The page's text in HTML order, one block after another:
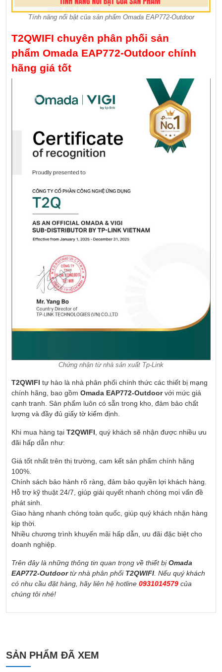
Tính năng nổi bật của sản phẩm Omada EAP772-Outdoor
T2QWIFI chuyên phân phối sản
phẩm Omada EAP772-Outdoor chính
hãng giá tốt
Chứng nhận từ nhà sản xuất Tp-Link
T2QWIFI tự hào là nhà phân phối chính thức các thiết bị mạng
chính hãng, bao gồm Omada EAP772-Outdoor với mức giá
cạnh tranh. Sản phẩm luôn có sẵn trong kho, đảm bảo chất
lượng và đầy đủ giấy tờ kiểm định.
Khi mua hàng tại T2QWIFI, quý khách sẽ nhận được nhiều ưu
đãi hấp dẫn như:
Giá tốt nhất trên thị trường, cam kết sản phẩm chính hãng
100%.
Chính sách bảo hành rõ ràng, đảm bảo quyền lợi khách hàng.
Hỗ trợ kỹ thuật 24/7, giúp giải quyết nhanh chóng mọi vấn đề
phát sinh.
Giao hàng nhanh chóng toàn quốc, giúp quý khách nhận hàng
kịp thời.
Nhiều chương trình khuyến mãi hấp dẫn, ưu đãi đặc biệt cho
doanh nghiệp.
Trên đây là những thông tin quan trọng về thiết bịOmada
EAP772-Outdoortừ nhà phân phối T2QWIFI. Nếu quý khách
có nhu cầu đặt hàng, hãy liên hệ hotline 0931014579 của
chúng tôi nhé!
SẢN PHẨM ĐÃ XEM